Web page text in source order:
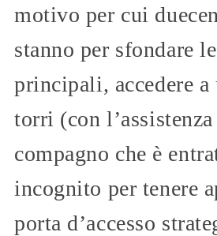
motivo per cui
stanno per sfondare
principali, accedere a
torri (con
compagno che è
incognito per tenere
porta d’accesso